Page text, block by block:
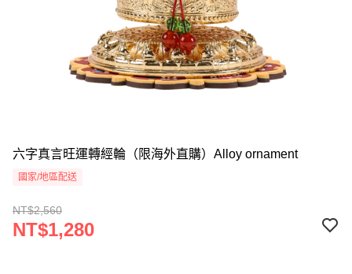
六字真言旺運轉經輪（限海外直購）Alloy ornament
國家/地區配送
NT$2,560
NT$1,280